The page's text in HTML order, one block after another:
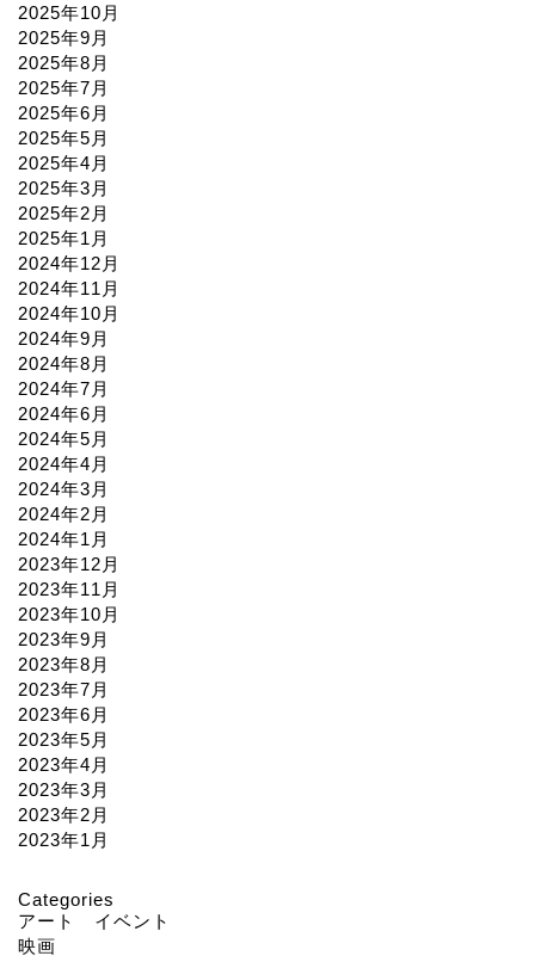
2025年10月
2025年9月
2025年8月
2025年7月
2025年6月
2025年5月
2025年4月
2025年3月
2025年2月
2025年1月
2024年12月
2024年11月
2024年10月
2024年9月
2024年8月
2024年7月
2024年6月
2024年5月
2024年4月
2024年3月
2024年2月
2024年1月
2023年12月
2023年11月
2023年10月
2023年9月
2023年8月
2023年7月
2023年6月
2023年5月
2023年4月
2023年3月
2023年2月
2023年1月
Categories
アート イベント
映画